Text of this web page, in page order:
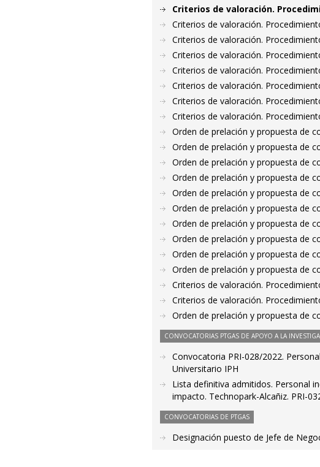
Criterios de valoración.
Criterios de valoración.
Criterios de valoración.
Criterios de valoración.
Criterios de valoración.
Criterios de valoración.
Criterios de valoración.
Criterios de valoración.
Orden de prelación y propuesta de
Orden de prelación y propuesta de
Orden de prelación y propuesta de
Orden de prelación y propuesta de
Orden de prelación y propuesta de
Orden de prelación y propuesta de
Orden de prelación y propuesta de
Orden de prelación y propuesta de
Orden de prelación y propuesta de
Orden de prelación y propuesta de
Criterios de valoración.
Criterios de valoración.
Orden de prelación y propuesta de
CONVOCATORIAS PTGAS DE APOYO A LA
Convocatoria PRI-028/2022.
Universitario IPH
Lista definitiva admitidos. Personal
impacto. Technopark-Alcañiz. PRI-
CONVOCATORIAS DE PTGAS
Designación puesto de Jefe de